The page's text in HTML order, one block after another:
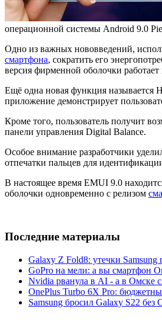
операционной системы Android 9.0
Одно из важных нововведений,
смартфона, сократить его
версия фирменной оболочки
Ещё одна новая функция называется
приложение демонстрирует
Кроме того, пользователь получит
панели управления Digital Balance.
Особое внимание разработчики
отпечатки пальцев для
В настоящее время EMUI 9.0
оболочки одновременно с релизом
Последние материалы
Galaxy Z Fold8: утечки Samsung
GoPro на мели: а вы смартфон
Nvidia рванула в AI - а в Омске
OnePlus Turbo 6X Pro:
Samsung бросил Galaxy S22 без